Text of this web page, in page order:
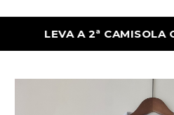
LEVA A 2ª CAMISOLA COM